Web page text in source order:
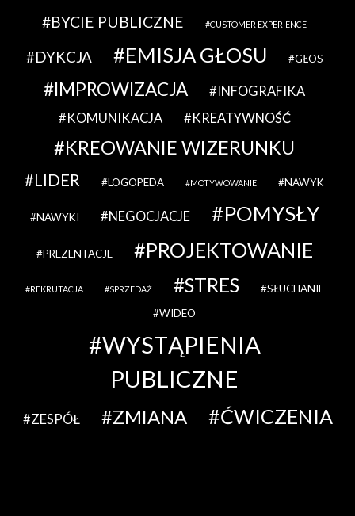
BYCIE PUBLICZNE CUSTOMER EXPERIENCE
DYKCJA EMISJA GŁOSU GŁOS
IMPROWIZACJA
INFOGRAFIKA
KOMUNIKACJA
KREATYWNOŚĆ
KREOWANIE WIZERUNKU
LIDER LOGOPEDA MOTYWOWANIE NAWYK
NAWYKI NEGOCJACJE POMYSŁY
PREZENTACJE PROJEKTOWANIE
REKRUTACJA SPRZEDAŻ STRES
SŁUCHANIE
WIDEO
WYSTĄPIENIA
PUBLICZNE
ZESPÓŁ ZMIANA ĆWICZENIA